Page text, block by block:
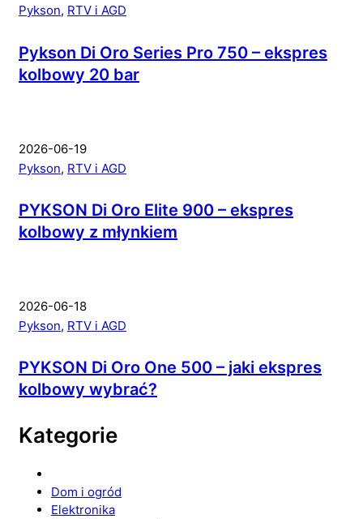
Pykson, RTV i AGD
Pykson Di Oro Series Pro 750 – ekspres
kolbowy 20 bar
2026-06-19
Pykson, RTV i AGD
PYKSON Di Oro Elite 900 – ekspres
kolbowy z młynkiem
2026-06-18
Pykson, RTV i AGD
PYKSON Di Oro One 500 – jaki ekspres
kolbowy wybrać?
Kategorie
Dom i ogród
Elektronika